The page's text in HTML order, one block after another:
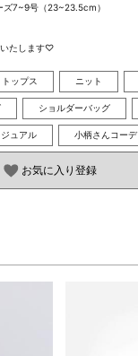
ズ7~9号（23~23.5cm）
たします♡
トップス ニット
ショルダーバッグ
ュアル 小柄さんコーデ
お気に入り登録